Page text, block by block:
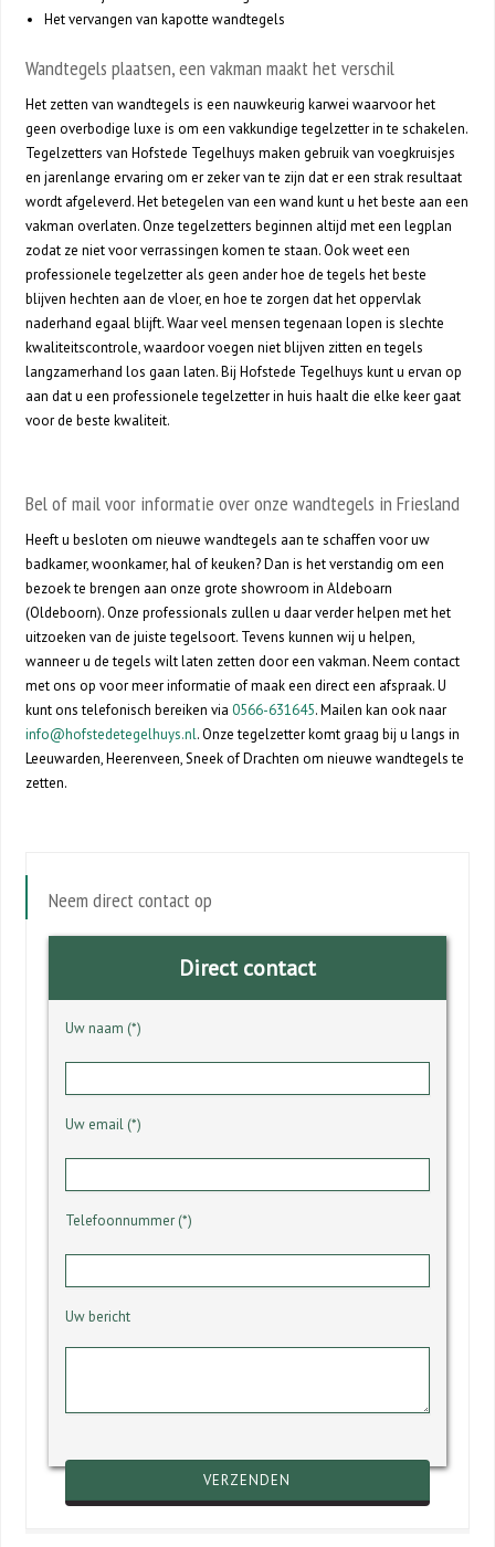
Het vervangen van kapotte wandtegels
Wandtegels plaatsen, een vakman maakt het verschil
Het zetten van wandtegels is een nauwkeurig karwei waarvoor het
geen overbodige luxe is om een vakkundige tegelzetter in te schakelen.
Tegelzetters van Hofstede Tegelhuys maken gebruik van voegkruisjes
en jarenlange ervaring om er zeker van te zijn dat er een strak resultaat
wordt afgeleverd. Het betegelen van een wand kunt u het beste aan een
vakman overlaten. Onze tegelzetters beginnen altijd met een legplan
zodat ze niet voor verrassingen komen te staan. Ook weet een
professionele tegelzetter als geen ander hoe de tegels het beste
blijven hechten aan de vloer, en hoe te zorgen dat het oppervlak
naderhand egaal blijft. Waar veel mensen tegenaan lopen is slechte
kwaliteitscontrole, waardoor voegen niet blijven zitten en tegels
langzamerhand los gaan laten. Bij Hofstede Tegelhuys kunt u ervan op
aan dat u een professionele tegelzetter in huis haalt die elke keer gaat
voor de beste kwaliteit.
Bel of mail voor informatie over onze wandtegels in Friesland
Heeft u besloten om nieuwe wandtegels aan te schaffen voor uw
badkamer, woonkamer, hal of keuken? Dan is het verstandig om een
bezoek te brengen aan onze grote showroom in Aldeboarn
(Oldeboorn). Onze professionals zullen u daar verder helpen met het
uitzoeken van de juiste tegelsoort. Tevens kunnen wij u helpen,
wanneer u de tegels wilt laten zetten door een vakman. Neem contact
met ons op voor meer informatie of maak een direct een afspraak. U
kunt ons telefonisch bereiken via0566-631645. Mailen kan ook naar
info@hofstedetegelhuys.nl. Onze tegelzetter komt graag bij u langs in
Leeuwarden, Heerenveen, Sneek of Drachten om nieuwe wandtegels te
zetten.
Neem direct contact op
Direct contact
Uw naam (*)
Uw email (*)
Telefoonnummer (*)
Uw bericht